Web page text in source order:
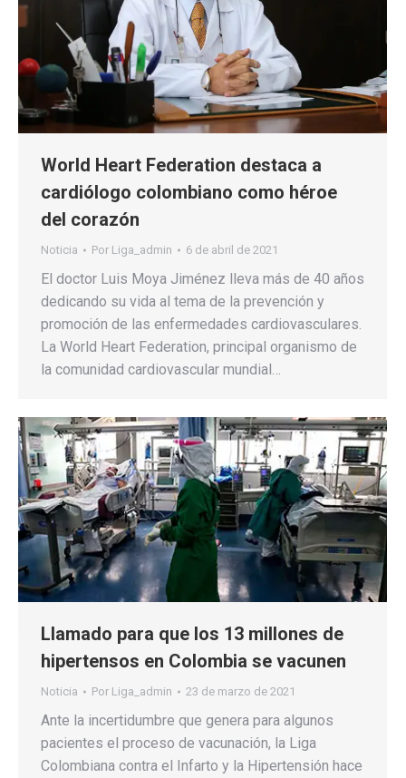
World Heart Federation destaca a
cardiólogo colombiano como héroe
del corazón
Noticia Por Liga_admin 6 de abril de 2021
El doctor Luis Moya Jiménez lleva más de 40 años
dedicando su vida al tema de la prevención y
promoción de las enfermedades cardiovasculares.
La World Heart Federation, principal organismo de
la comunidad cardiovascular mundial…
Llamado para que los 13 millones de
hipertensos en Colombia se vacunen
Noticia Por Liga_admin 23 de marzo de 2021
Ante la incertidumbre que genera para algunos
pacientes el proceso de vacunación, la Liga
Colombiana contra el Infarto y la Hipertensión hace